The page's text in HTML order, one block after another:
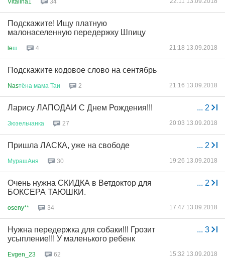
34
Подскажите! Ищу платную
малонаселенную передержку Шпицу
leш 4 21:18 13.09.2018
Подскажите кодовое слово на сентябрь
Nasтёна мама Таи 2 21:16 13.09.2018
... 2
Ларису ЛАПОДАИ С Днем Рождения!!!
Зюзельчанка 27 20:03 13.09.2018
... 2
Пришла ЛАСКА, уже на свободе
МурашАня 30 19:26 13.09.2018
... 2
Очень нужна СКИДКА в Ветдоктор для
БОКСЕРА ТАЮШКИ.
oseny** 34 17:47 13.09.2018
... 3
Нужна передержка для собаки!!! Грозит
усыпление!!! У маленького ребенк
Evgen_23 62 15:32 13.09.2018